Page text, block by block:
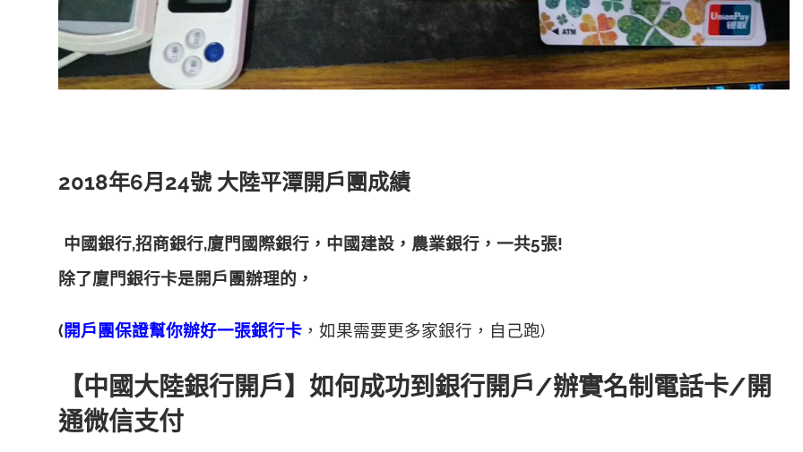
2018年6月24號 大陸平潭開戶團成績
中國銀行,招商銀行,廈門國際銀行， 中國建設，農業銀行， 一共5張!
除了廈門銀行卡是開戶團辦理的，
(開戶團保證幫你辦好一張銀行卡，如果需要更多家銀行，自己跑)
【中國大陸銀行開戶】如何成功到銀行開戶/辦實名制電話卡/開
通微信支付